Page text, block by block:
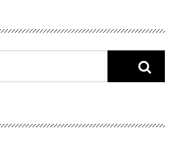
Search
for: